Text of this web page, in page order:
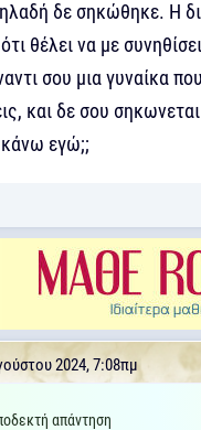
δε σηκώθηκε. Η
θέλει να με
σου μια γυναίκα
και δε σου
κάνω εγώ;;
2024, 7:08πμ
απάντηση